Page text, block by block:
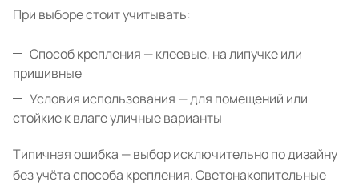
При выборе стоит учитывать:
Способ крепления — клеевые, на липучке или
пришивные
Условия использования — для помещений или
стойкие к влаге уличные варианты
Типичная ошибка — выбор исключительно по дизайну
без учёта способа крепления. Светонакопительные